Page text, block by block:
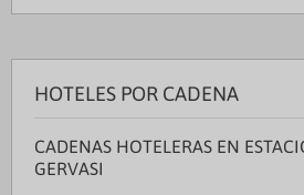
HOTELES POR CADENA
CADENAS HOTELERAS EN
GERVASI